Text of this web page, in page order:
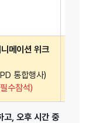
메이션 위크
통합행사)
수참석)
고, 오후 시간 중